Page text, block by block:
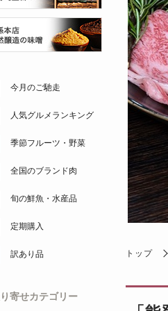
トップ
今月のご馳走
人気グルメランキング
季節フルーツ・野菜
全国のブランド肉
旬の鮮魚・水産品
定期購入
訳あり品
寄せカテゴリー